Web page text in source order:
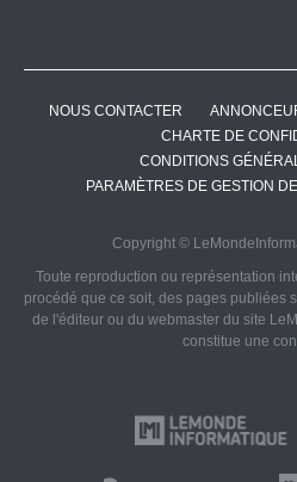
NOUS CONTACTER
CHARTE DE
CONDITIONS
PARAMÈTRES DE GESTION
Copyright ©
Toute reproduction ou représentation
procédé que ce soit, des pages publiées
de l'éditeur ou du webmaster du site
constitue une